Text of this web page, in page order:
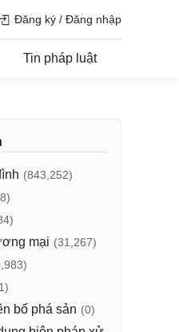
Đăng ký / Đăng nhập
Tin pháp luật
(843,252)
mại (31,267)
bố phá sản (0)